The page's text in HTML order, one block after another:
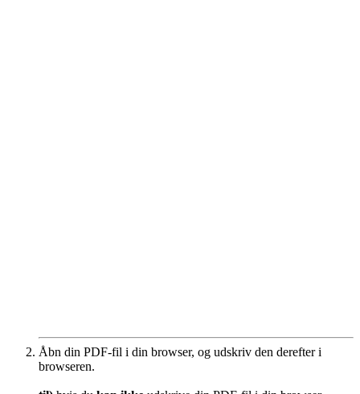
Åbn din PDF-fil i din browser, og udskriv den derefter i
browseren.